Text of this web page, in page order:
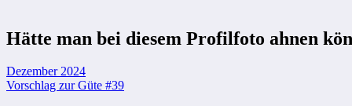
Hätte man bei diesem Profilfoto ahnen
Beitragsnavigation
Dezember 2024
Vorschlag zur Güte #39